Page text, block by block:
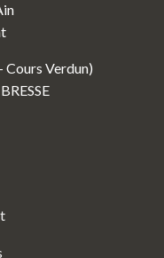
Cours Verdun)